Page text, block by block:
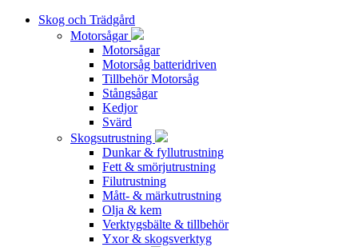
Skog och Trädgård
Motorsågar
Motorsågar
Motorsåg batteridriven
Tillbehör Motorsåg
Stångsågar
Kedjor
Svärd
Skogsutrustning
Dunkar & fyllutrustning
Fett & smörjutrustning
Filutrustning
Mått- & märkutrustning
Olja & kem
Verktygsbälte & tillbehör
Yxor & skogsverktyg